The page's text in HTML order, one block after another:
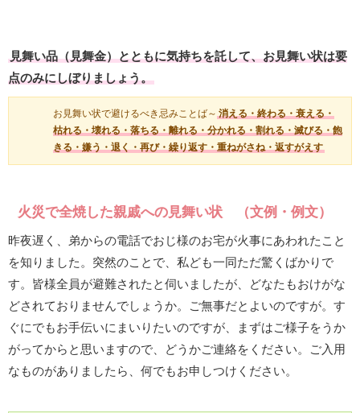
見舞い品（見舞金）とともに気持ちを託して、お見舞い状は要
点のみにしぼりましょう。
お見舞い状で避けるべき忌みことば～ 消える・終わる・衰える・
枯れる・壊れる・落ちる・離れる・分かれる・割れる・滅びる・飽
きる・嫌う・退く・再び・繰り返す・重ねがさね・返すがえす
火災で全焼した親戚への見舞い状 （文例・例文）
昨夜遅く、弟からの電話でおじ様のお宅が火事にあわれたこと
を知りました。突然のことで、私ども一同ただ驚くばかりで
す。皆様全員が避難されたと伺いましたが、どなたもおけがな
どされておりませんでしょうか。ご無事だとよいのですが。す
ぐにでもお手伝いにまいりたいのですが、まずはご様子をうか
がってからと思いますので、どうかご連絡をください。ご入用
なものがありましたら、何でもお申しつけください。